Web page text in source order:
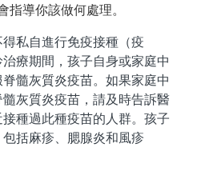
導你該做何處理。
私自進行免疫接種（疫
療期間，孩子自身或家庭中
髓灰質炎疫苗。如果家庭中
灰質炎疫苗，請及時告訴醫
種過此種疫苗的人群。孩子
括麻疹、腮腺炎和風疹